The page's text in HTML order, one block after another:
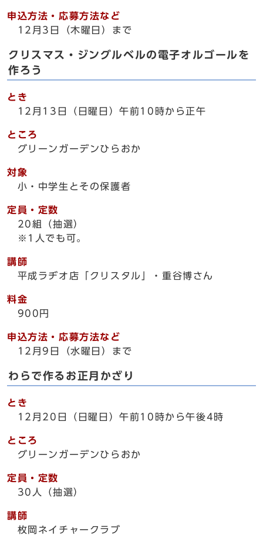
申込方法・応募方法など
12月3日（木曜日）まで
クリスマス・ジングルベルの電子オルゴールを
作ろう
とき
12月13日（日曜日）午前10時から正午
ところ
グリーンガーデンひらおか
対象
小・中学生とその保護者
定員・定数
20組（抽選）
※1人でも可。
講師
平成ラヂオ店「クリスタル」・重谷博さん
料金
900円
申込方法・応募方法など
12月9日（水曜日）まで
わらで作るお正月かざり
とき
12月20日（日曜日）午前10時から午後4時
ところ
グリーンガーデンひらおか
定員・定数
30人（抽選）
講師
枚岡ネイチャークラブ